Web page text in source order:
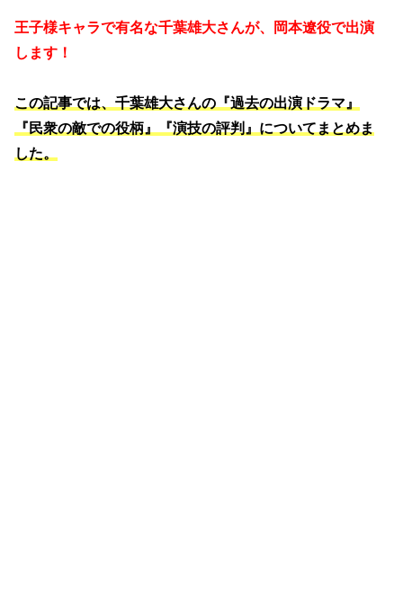
王子様キャラで有名な千葉雄大さんが、岡本遼役で出演
します！
この記事では、千葉雄大さんの『過去の出演ドラマ』
『民衆の敵での役柄』『演技の評判』についてまとめま
した。